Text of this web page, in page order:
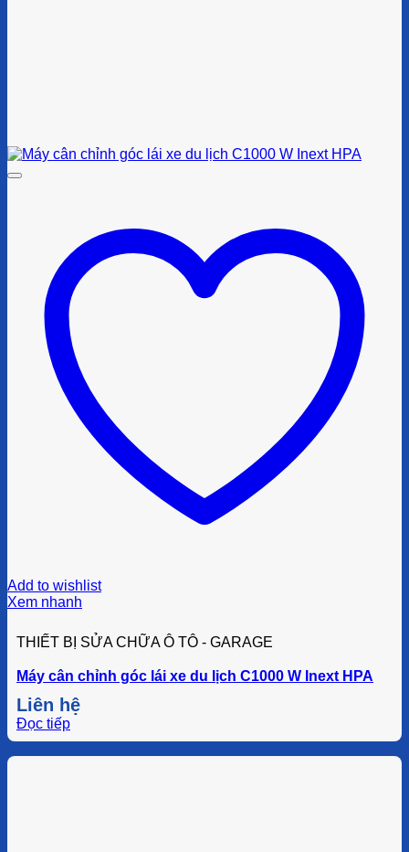
Add to wishlist
Xem nhanh
THIẾT BỊ SỬA CHỮA Ô TÔ - GARAGE
Máy cân chỉnh góc lái xe du lịch C1000 W Inext HPA
Liên hệ
Đọc tiếp